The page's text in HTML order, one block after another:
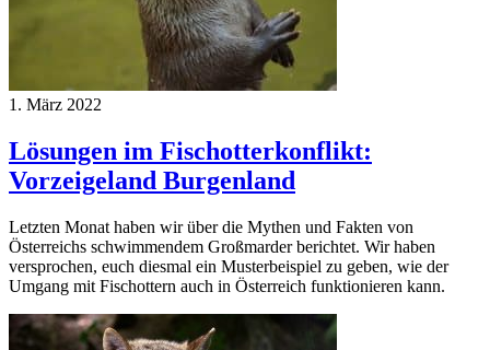
1. März 2022
Lösungen im Fischotterkonflikt:
Vorzeigeland Burgenland
Letzten Monat haben wir über die Mythen und Fakten von
Österreichs schwimmendem Großmarder berichtet. Wir haben
versprochen, euch diesmal ein Musterbeispiel zu geben, wie der
Umgang mit Fischottern auch in Österreich funktionieren kann.